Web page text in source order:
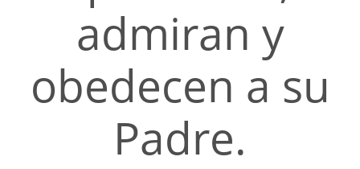
admiran y
obedecen a su
Padre.